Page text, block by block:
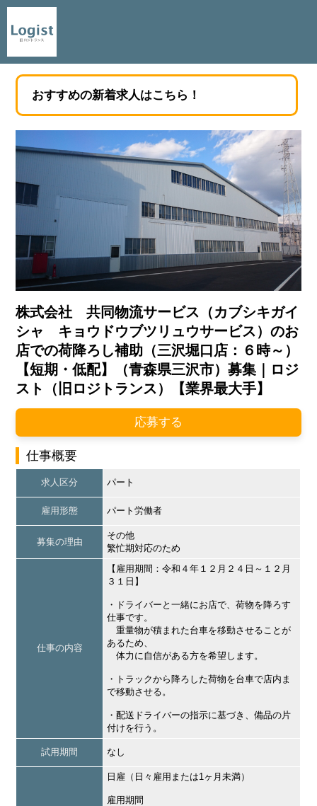
おすすめの新着求人はこちら！
株式会社 共同物流サービス（カブシキガイ
シャ キョウドウブツリュウサービス）のお
店での荷降ろし補助（三沢堀口店：６時～）
【短期・低配】（青森県三沢市）募集｜ロジ
スト（旧ロジトランス）【業界最大手】
応募する
仕事概要
求人区分 パート
雇用形態 パート労働者
募集の理由
その他
繁忙期対応のため
仕事の内容
【雇用期間：令和４年１２月２４日～１２月
３１日】
・ドライバーと一緒にお店で、荷物を降ろす
仕事です。
重量物が積まれた台車を移動させることが
あるため、
体力に自信がある方を希望します。
・トラックから降ろした荷物を台車で店内ま
で移動させる。
・配送ドライバーの指示に基づき、備品の片
付けを行う。
試用期間 なし
日雇（日々雇用または1ヶ月未満）
雇用期間